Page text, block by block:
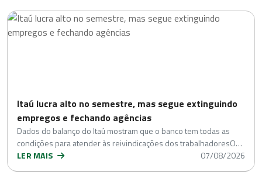
Itaú lucra alto no semestre, mas segue extinguindo
empregos e fechando agências
Dados do balanço do Itaú mostram que o banco tem todas as
condições para atender às reivindicações dos trabalhadoresO…
LER MAIS
07/08/2026